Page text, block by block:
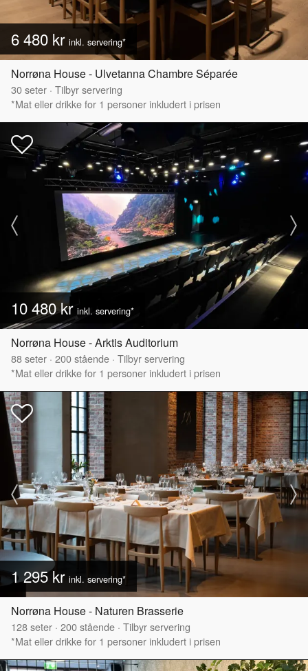
6 480 kr inkl. servering*
Norrøna House - Ulvetanna Chambre Séparée
30seter · Tilbyr servering
*Mat eller drikke for 1 personer inkludert i prisen
10 480 kr inkl. servering*
Norrøna House - Arktis Auditorium
88seter · 200stående · Tilbyr servering
*Mat eller drikke for 1 personer inkludert i prisen
1 295 kr inkl. servering*
Norrøna House - Naturen Brasserie
128seter · 200stående · Tilbyr servering
*Mat eller drikke for 1 personer inkludert i prisen